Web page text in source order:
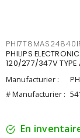
PHILIPS
120/277/347V TYPE
Manufacturier :
# Manufacturier :
En